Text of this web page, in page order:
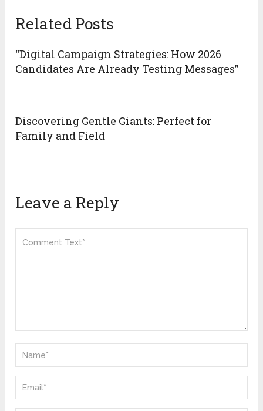
Related Posts
“Digital Campaign Strategies: How 2026
Candidates Are Already Testing Messages”
Discovering Gentle Giants: Perfect for
Family and Field
Leave a Reply